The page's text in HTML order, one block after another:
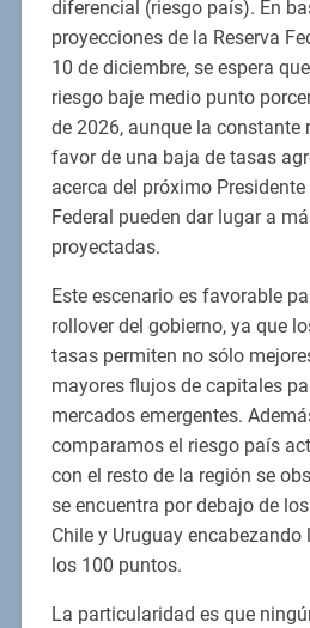
diferencial (riesgo país). En
proyecciones de la Reserva
10 de diciembre, se espera
riesgo baje medio punto
de 2026, aunque la constante
favor de una baja de tasas
acerca del próximo Presidente
Federal pueden dar lugar a
proyectadas.
Este escenario es favorable
rollover del gobierno, ya que
tasas permiten no sólo
mayores flujos de capitales
mercados emergentes.
comparamos el riesgo país
con el resto de la región se
se encuentra por debajo de
Chile y Uruguay
los 100 puntos.
La particularidad es que